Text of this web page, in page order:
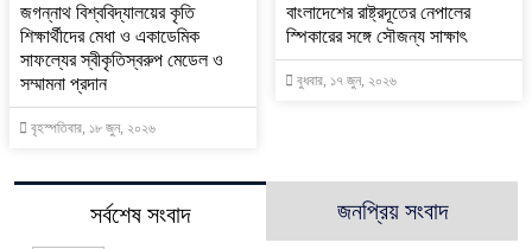
জগন্নাথ বিশ্ববিদ্যালয়ের কৃতি
শিক্ষার্থীদের মেধা ও একাডেমিক
সাফল্যের স্বীকৃতিস্বরুপ মেডেল ও
সম্মামনা প্রদান
বৃহস্পতিবার, ১৮ জুন, ২০২৬
বাংলাদেশের রাষ্ট্রদূতের নেপালের
স্পিকারের সঙ্গে সৌজন্য সাক্ষাৎ
বুধবার, ১৭ জুন, ২০২৬
সর্বশেষ সংবাদ জনপ্রিয় সংবাদ